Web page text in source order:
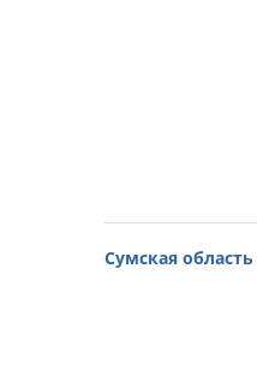
Сумская область